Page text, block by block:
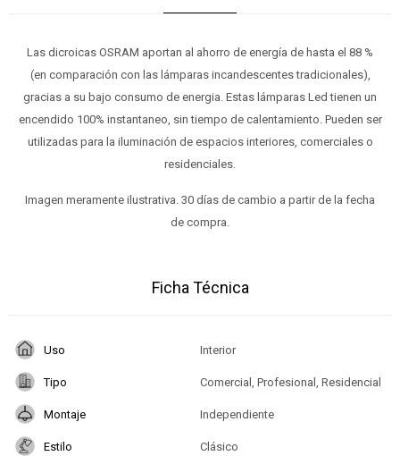
Las dicroicas OSRAM aportan al ahorro de energía de hasta el 88 %
(en comparación con las lámparas incandescentes tradicionales),
gracias a su bajo consumo de energia. Estas lámparas Led tienen un
encendido 100% instantaneo, sin tiempo de calentamiento. Pueden ser
utilizadas para la iluminación de espacios interiores, comerciales o
residenciales.
Imagen meramente ilustrativa. 30 días de cambio a partir de la fecha
de compra.
Ficha Técnica
Uso Interior
Tipo Comercial, Profesional, Residencial
Montaje Independiente
Estilo Clásico